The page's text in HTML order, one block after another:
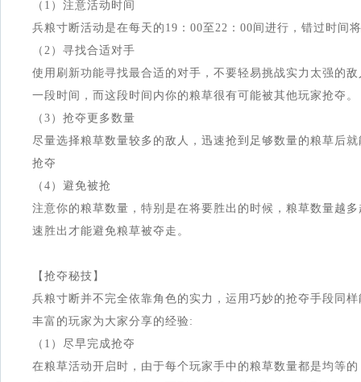
（1）注意活动时间
兵粮寸断活动是在每天的19：00至22：00间进行，错过时间
（2）寻找合适对手
使用刷新功能寻找最合适的对手，不要轻易挑战实力太强的
一段时间，而这段时间内你的粮草很有可能被其他玩家抢夺。
（3）抢夺更多数量
尽量选择粮草数量较多的敌人，迅速抢到足够数量的粮草后
抢夺
（4）避免被抢
注意你的粮草数量，特别是在将要胜出的时候，粮草数量越
速胜出才能避免粮草被夺走。
【抢夺秘技】
兵粮寸断并不完全依靠角色的实力，运用巧妙的抢夺手段同
丰富的玩家为大家分享的经验:
（1）尽早完成抢夺
在粮草活动开启时，由于每个玩家手中的粮草数量都是均等